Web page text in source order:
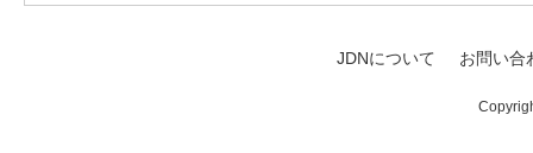
JDNについて お問い合